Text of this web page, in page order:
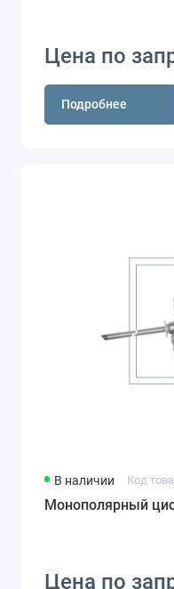
Цена по
Подробнее
В наличии Код
Монополярный
Цена по